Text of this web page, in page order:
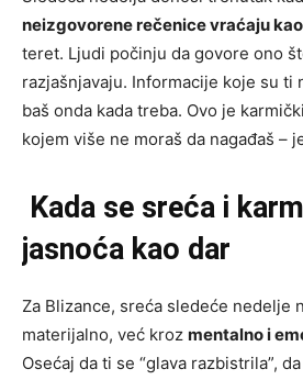
neizgovorene rečenice vraćaju
teret. Ljudi počinju da govore ono
razjašnjavaju. Informacije koje su ti
baš onda kada treba. Ovo je
kojem više ne moraš da nagađaš –
Kada se sreća i
jasnoća kao dar
Za Blizance, sreća sledeće nedelje
materijalno, već kroz mentalno i
Osećaj da ti se “glava razbistrila”,